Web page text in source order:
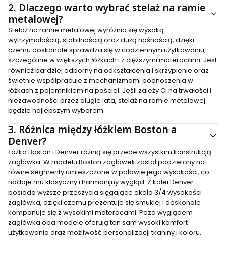
2. Dlaczego warto wybrać stelaż na ramie
metalowej?
Stelaż na ramie metalowej wyróżnia się wysoką
wytrzymałością, stabilnością oraz dużą nośnością, dzięki
czemu doskonale sprawdza się w codziennym użytkowaniu,
szczególnie w większych łóżkach i z cięższymi materacami. Jest
również bardziej odporny na odkształcenia i skrzypienie oraz
świetnie współpracuje z mechanizmami podnoszenia w
łóżkach z pojemnikiem na pościel. Jeśli zależy Ci na trwałości i
niezawodności przez długie lata, stelaż na ramie metalowej
będzie najlepszym wyborem.
3. Różnica między łóżkiem Boston a
Denver?
Łóżka Boston i Denver różnią się przede wszystkim konstrukcją
zagłówka. W modelu Boston zagłówek został podzielony na
równe segmenty umieszczone w połowie jego wysokości, co
nadaje mu klasyczny i harmonijny wygląd. Z kolei Denver
posiada wyższe przeszycia sięgające około 3/4 wysokości
zagłówka, dzięki czemu prezentuje się smuklej i doskonale
komponuje się z wysokimi materacami. Poza wyglądem
zagłówka oba modele oferują ten sam wysoki komfort
użytkowania oraz możliwość personalizacji tkaniny i koloru.